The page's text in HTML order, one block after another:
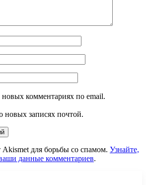
комментариях по email.
новых записях почтой.
Akismet для борьбы со спамом. Узнайте,
данные комментариев.